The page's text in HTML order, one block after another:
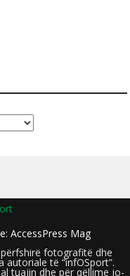
AccessPress Mag
përfshirë fotografitë dhe
të “infOSport”.
tuajin dhe për qëllime jo-